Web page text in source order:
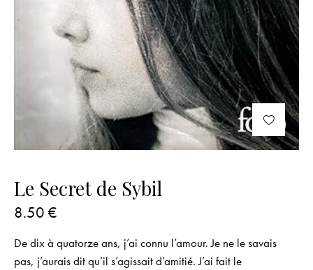
Le Secret de Sybil
8.50 €
De dix à quatorze ans, j’ai connu l’amour. Je ne le savais
pas, j’aurais dit qu’il s’agissait d’amitié. J’ai fait le